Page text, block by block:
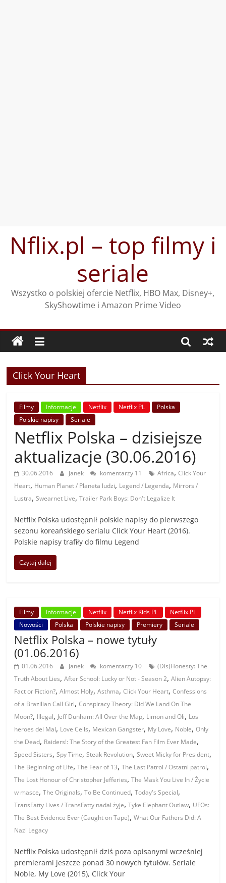
treściNflix.pl – top filmy i
seriale
Wszystko o polskiej ofercie Netflix, HBO Max, Disney+,
SkyShowtime i Amazon Prime Video
Click Your Heart
Filmy Informacje Netflix Netflix PL
Polska
Polskie napisy
Seriale
Netflix Polska – dzisiejsze
aktualizacje (30.06.2016)
30.06.2016 Janek komentarzy 11 Africa,Click Your
Heart, Human Planet / Planeta ludzi, Legend / Legenda, Mirrors /
Lustra,Swearnet Live,Trailer Park Boys: Don't Legalize It
Netflix Polska udostępnił polskie napisy do pierwszego
sezonu koreańskiego serialu Click Your Heart (2016).
Polskie napisy trafiły do filmu Legend
Czytaj dalej
Filmy Informacje Netflix Netflix Kids PL
Netflix PL
Nowości
Polska Polskie napisy Premiery Seriale
Netflix Polska – nowe tytuły
(01.06.2016)
01.06.2016 Janek komentarzy 10
(Dis)Honesty: The
Truth About Lies,After School: Lucky or Not - Season 2,Alien Autopsy:
Fact or Fiction?,Almost Holy,Asthma,Click Your Heart,Confessions
of a Brazilian Call Girl,Conspiracy Theory: Did We Land On The
Moon?, Illegal, Jeff Dunham: All Over the Map, Limon and Oli, Los
heroes del Mal, Love Cells, Mexican Gangster, My Love, Noble,Only
the Dead, Raiders!: The Story of the Greatest Fan Film Ever Made,
Speed Sisters,Spy Time,Steak Revolution,Sweet Micky for President,
The Beginning of Life,The Fear of 13,The Last Patrol / Ostatni patrol,
The Lost Honour of Christopher Jefferies,The Mask You Live In / Życie
w masce,The Originals,To Be Continued,Today's Special,
TransFatty Lives / TransFatty nadal żyje,Tyke Elephant Outlaw, UFOs:
The Best Evidence Ever (Caught on Tape),What Our Fathers Did: A
Nazi Legacy
Netflix Polska udostępnił dziś poza opisanymi wcześniej
premierami jeszcze ponad 30 nowych tytułów. Seriale
Noble, My Love (2015), Click Your